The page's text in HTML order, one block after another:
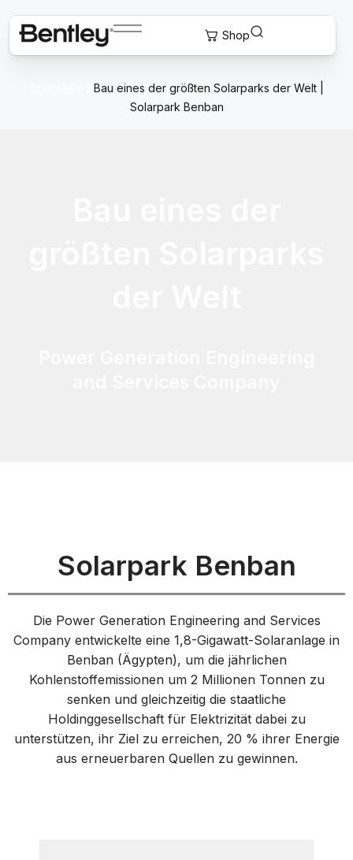
Bau eines der größten Solarparks der Welt |
Solarpark Benban
Solarpark Benban
Die Power Generation Engineering and Services
Company entwickelte eine 1,8-Gigawatt-Solaranlage in
Benban (Ägypten), um die jährlichen
Kohlenstoffemissionen um 2 Millionen Tonnen zu
senken und gleichzeitig die staatliche
Holdinggesellschaft für Elektrizität dabei zu
unterstützen, ihr Ziel zu erreichen, 20 % ihrer Energie
aus erneuerbaren Quellen zu gewinnen.